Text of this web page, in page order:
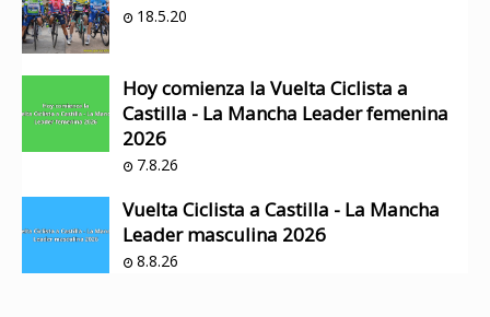
18.5.20
Hoy comienza la Vuelta Ciclista a
Castilla - La Mancha Leader femenina
2026
7.8.26
Vuelta Ciclista a Castilla - La Mancha
Leader masculina 2026
8.8.26